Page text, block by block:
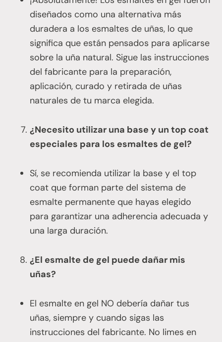
diseñados como una alternativa más
duradera a los esmaltes de uñas, lo que
significa que están pensados para aplicarse
sobre la uña natural. Sigue las instrucciones
del fabricante para la preparación,
aplicación, curado y retirada de uñas
naturales de tu marca elegida.
¿Necesito utilizar una base y un top coat
especiales para los esmaltes de gel?
Sí, se recomienda utilizar la base y el top
coat que forman parte del sistema de
esmalte permanente que hayas elegido
para garantizar una adherencia adecuada y
una larga duración.
¿El esmalte de gel puede dañar mis
uñas?
El esmalte en gel NO debería dañar tus
uñas, siempre y cuando sigas las
instrucciones del fabricante. No limes en